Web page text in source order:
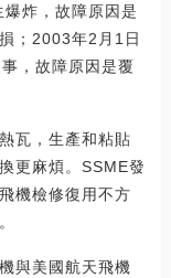
炸，故障原因是
；2003年2月1日
，故障原因是覆
瓦，生產和粘貼
更麻煩。SSME發
機檢修復用不方
與美國航天飛機